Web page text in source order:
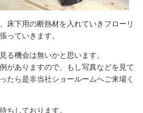
床下用の断熱材を入れていきフローリ
っていきます。
る機会は無いかと思います。
がありますので、もし写真などを見て
たら是非当社ショールームへご来場く
ちしております。